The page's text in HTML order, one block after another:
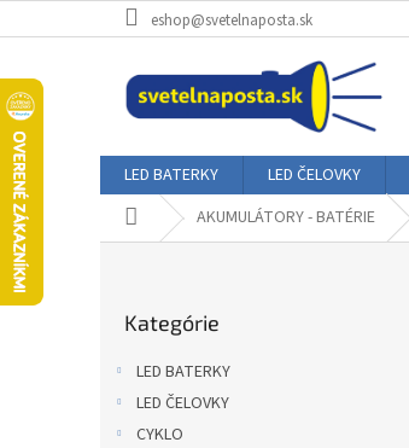
na
eshop@svetelnaposta.sk
LED BATERKY LED ČELOVKY
DomovAKUMULÁTORY - BATÉRIE
kategórie
Kategórie
LED BATERKY
LED ČELOVKY
CYKLO